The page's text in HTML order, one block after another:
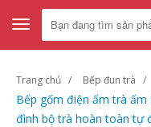
Toggle
navigation
Trang chủ Bếp đun trà
Bếp gốm điện ấm trà
đình bộ trà hoàn toàn tự